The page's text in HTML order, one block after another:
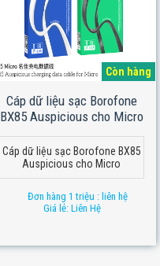
Còn hàng
Cáp dữ liệu sạc Borofone
BX85 Auspicious cho Micro
Cáp dữ liệu sạc Borofone BX85
Auspicious cho Micro
Đơn hàng 1 triệu : liên hệ
Giá lẻ: Liên Hệ